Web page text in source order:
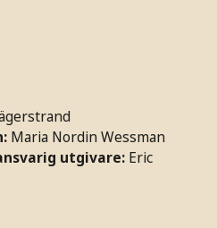
Maria Nordin Wessman
utgivare: Eric